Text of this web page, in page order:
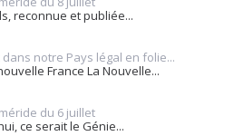
reconnue et publiée...
notre Pays légal en folie...
France La Nouvelle...
du 6 juillet
ce serait le Génie...